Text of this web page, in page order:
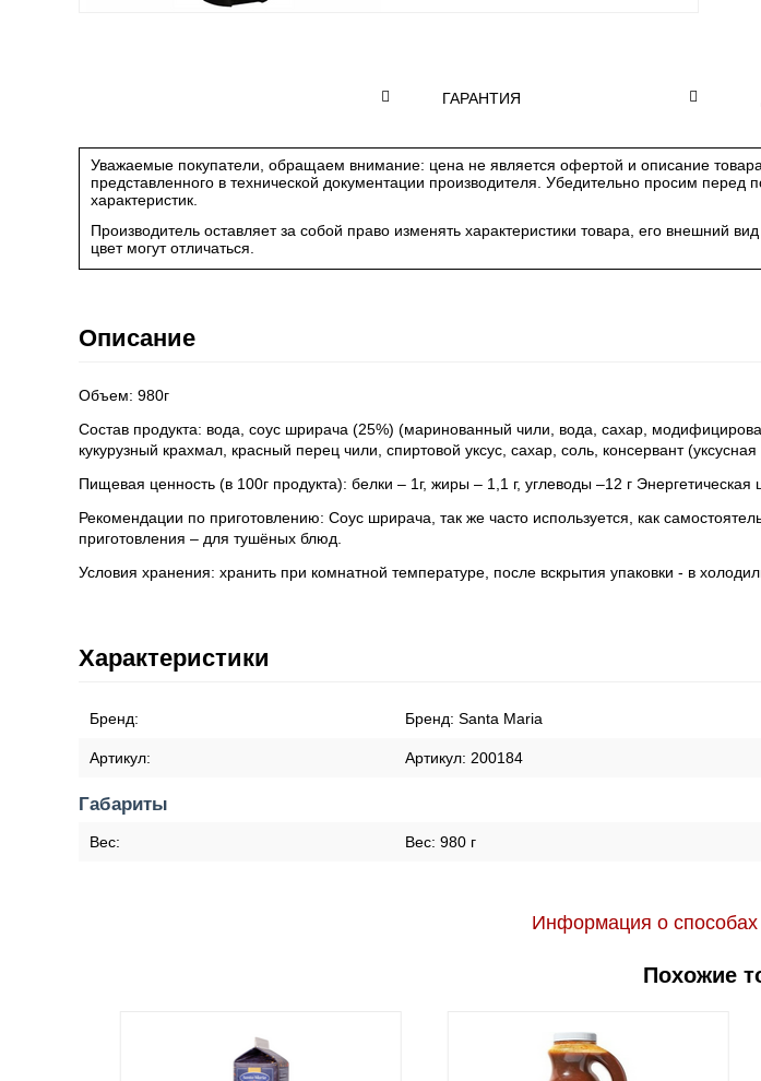
ГАРАНТИЯ
Уважаемые покупатели, обращаем внимание: цена не является офертой и описание
представленного в технической документации производителя. Убедительно просим
характеристик.
Производитель оставляет за собой право изменять характеристики товара, его внешний
цвет могут отличаться.
Описание
Объем: 980г
Состав продукта: вода, соус шрирача (25%) (маринованный чили, вода, сахар,
кукурузный крахмал, красный перец чили, спиртовой уксус, сахар, соль, консервант
Пищевая ценность (в 100г продукта): белки – 1г, жиры – 1,1 г, углеводы –12 г
Рекомендации по приготовлению: Соус шрирача, так же часто используется, как
приготовления – для тушёных блюд.
Условия хранения: хранить при комнатной температуре, после вскрытия упаковки - в
Характеристики
Бренд: Бренд: Santa Maria
Артикул: Артикул: 200184
Габариты
Вес: Вес: 980 г
Информация о способах
Похожие